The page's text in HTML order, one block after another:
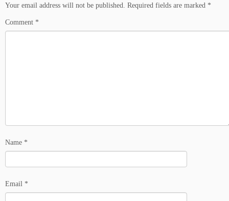
Your email address will not be published. Required fields are marked *
Comment *
Name *
Email *